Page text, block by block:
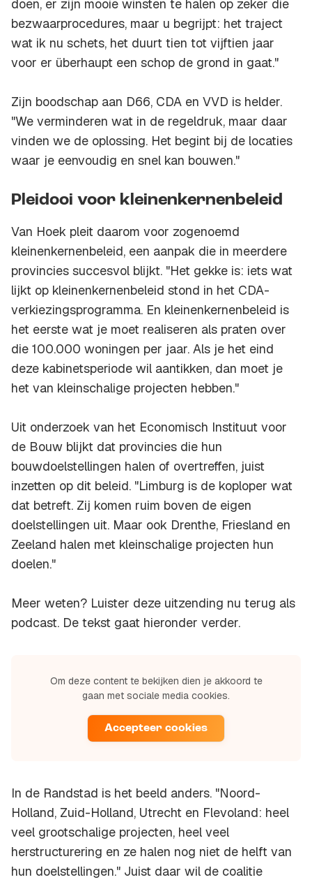
doen, er zijn mooie winsten te halen op zeker die
bezwaarprocedures, maar u begrijpt: het traject
wat ik nu schets, het duurt tien tot vijftien jaar
voor er überhaupt een schop de grond in gaat."
Zijn boodschap aan D66, CDA en VVD is helder.
"We verminderen wat in de regeldruk, maar daar
vinden we de oplossing. Het begint bij de locaties
waar je eenvoudig en snel kan bouwen."
Pleidooi voor kleinenkernenbeleid
Van Hoek pleit daarom voor zogenoemd
kleinenkernenbeleid, een aanpak die in meerdere
provincies succesvol blijkt. "Het gekke is: iets wat
lijkt op kleinenkernenbeleid stond in het CDA-
verkiezingsprogramma. En kleinenkernenbeleid is
het eerste wat je moet realiseren als praten over
die 100.000 woningen per jaar. Als je het eind
deze kabinetsperiode wil aantikken, dan moet je
het van kleinschalige projecten hebben."
Uit onderzoek van het Economisch Instituut voor
de Bouw blijkt dat provincies die hun
bouwdoelstellingen halen of overtreffen, juist
inzetten op dit beleid. "Limburg is de koploper wat
dat betreft. Zij komen ruim boven de eigen
doelstellingen uit. Maar ook Drenthe, Friesland en
Zeeland halen met kleinschalige projecten hun
doelen."
Meer weten? Luister deze uitzending nu terug als
podcast. De tekst gaat hieronder verder.
Om deze content te bekijken dien je akkoord te
gaan met sociale media cookies.
Accepteer cookies
In de Randstad is het beeld anders. "Noord-
Holland, Zuid-Holland, Utrecht en Flevoland: heel
veel grootschalige projecten, heel veel
herstructurering en ze halen nog niet de helft van
hun doelstellingen." Juist daar wil de coalitie